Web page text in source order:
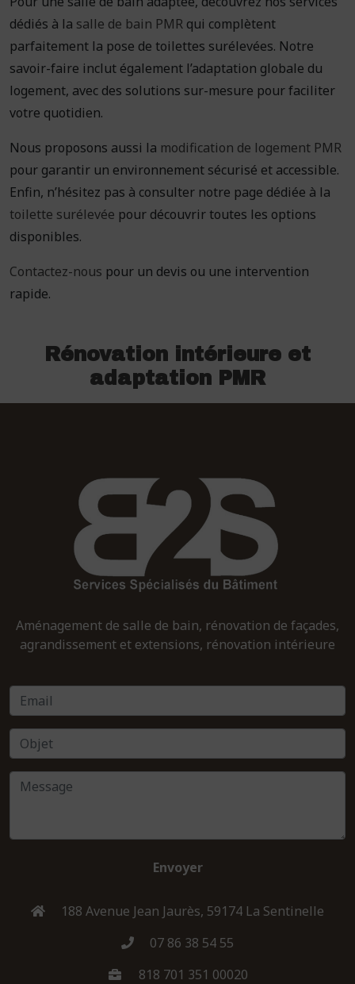
dédiés à la salle de bain PMR qui complètent
parfaitement la pose de toilettes surélevées. Notre
savoir-faire inclut également l’adaptation globale du
logement, avec des solutions sur-mesure pour faciliter
votre quotidien.
Nous proposons aussi la modification de logement PMR
pour garantir un environnement sécurisé et accessible.
Enfin, n’hésitez pas à consulter notre page dédiée à la
toilette surélevée pour découvrir toutes les options
disponibles.
Contactez-nous pour un devis ou une intervention
rapide.
Rénovation intérieure et
adaptation PMR
Aménagement de salle de bain, rénovation de façades,
agrandissement et extensions, rénovation intérieure
Envoyer
188 Avenue Jean Jaurès, 59174 La Sentinelle
07 86 38 54 55
818 701 351 00020